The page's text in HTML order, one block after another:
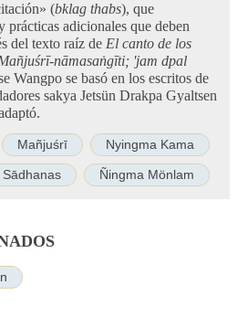
(bklag thabs), que
prácticas adicionales que deben
del texto raíz de El canto de los
nāmasaṅgīti; 'jam dpal
Wangpo se basó en los escritos de
sakya Jetsün Drakpa Gyaltsen
Mañjuśrī Nyingma Kama
Ñingma Mönlam